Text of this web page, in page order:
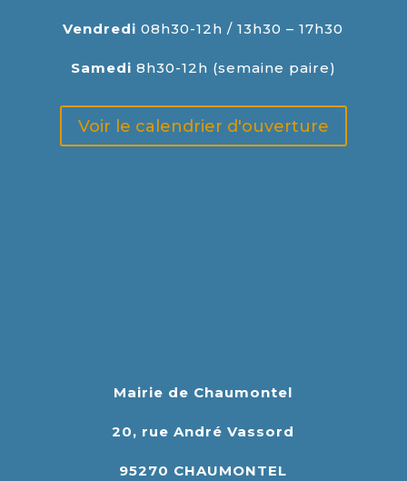
Vendredi 08h30-12h / 13h30 – 17h30
Samedi 8h30-12h (semaine paire)
Voir le calendrier d'ouverture
Mairie de Chaumontel
20, rue André Vassord
95270 CHAUMONTEL